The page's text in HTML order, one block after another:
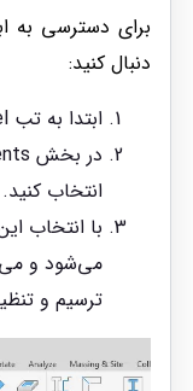
دنبال کنید:
ابتدا به تب Steel بروید.
انتخاب کنید.
می‌شود و
ترسیم و